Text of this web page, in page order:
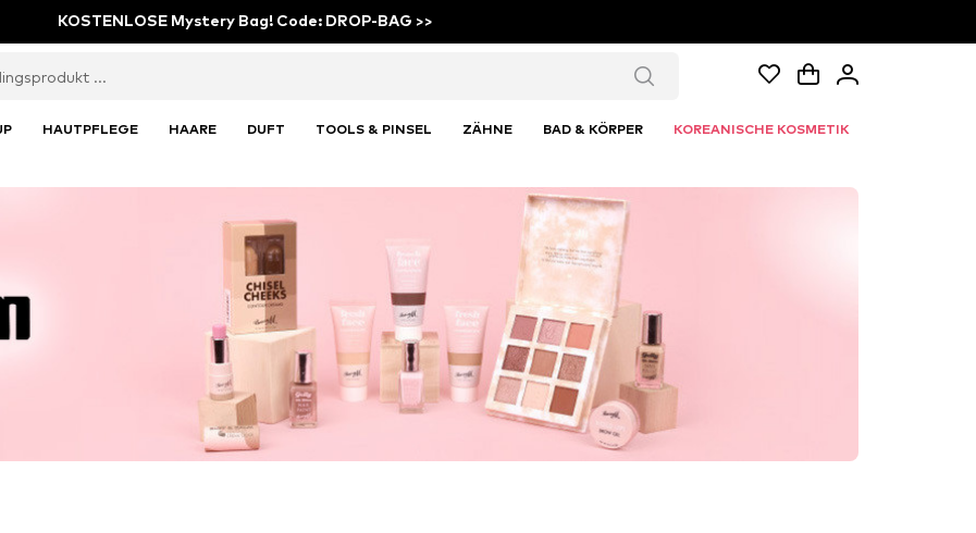
KOSTENLOSE Mystery Bag! Code: DROP-BAG >>
HAUTPFLEGE HAARE DUFT TOOLS & PINSEL ZÄHNE BAD & KÖRPER KOREANISCHE KOSMETIK